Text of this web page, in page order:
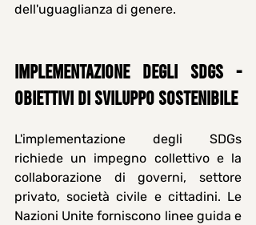
dell'uguaglianza di genere.
IMPLEMENTAZIONE DEGLI SDGS -
obiettivi di sviluppo sostenibile
L'implementazione degli SDGs
richiede un impegno collettivo e la
collaborazione di governi, settore
privato, società civile e cittadini. Le
Nazioni Unite forniscono linee guida e